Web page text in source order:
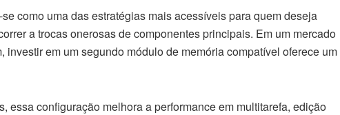
como uma das estratégias mais acessíveis para quem deseja
a trocas onerosas de componentes principais. Em um mercado
investir em um segundo módulo de memória compatível oferece um
essa configuração melhora a performance em multitarefa, edição